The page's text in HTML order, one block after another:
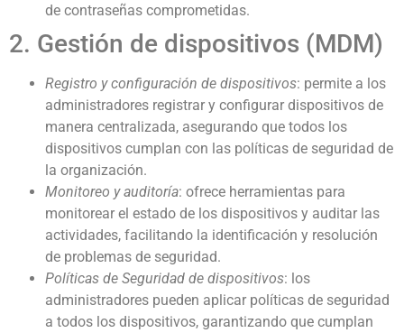
de contraseñas comprometidas.
2. Gestión de dispositivos (MDM)
Registro y configuración de dispositivos: permite a los
administradores registrar y configurar dispositivos de
manera centralizada, asegurando que todos los
dispositivos cumplan con las políticas de seguridad de
la organización.
Monitoreo y auditoría: ofrece herramientas para
monitorear el estado de los dispositivos y auditar las
actividades, facilitando la identificación y resolución
de problemas de seguridad.
Políticas de Seguridad de dispositivos: los
administradores pueden aplicar políticas de seguridad
a todos los dispositivos, garantizando que cumplan